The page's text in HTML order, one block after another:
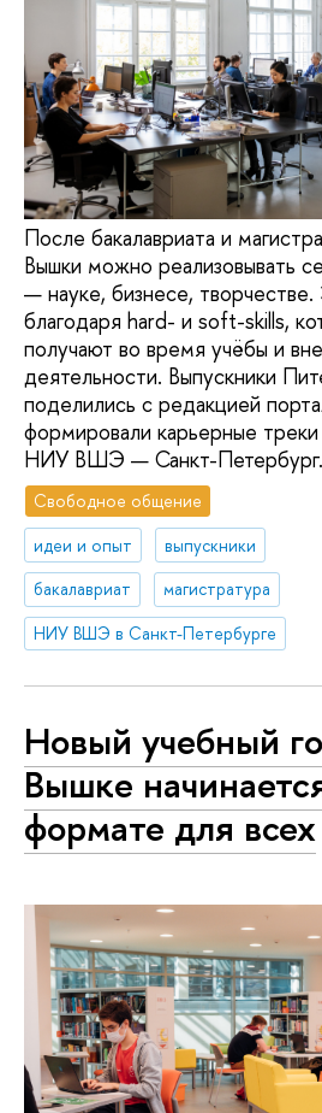
После бакалавриата и
Вышки можно реализовывать
— науке, бизнесе,
благодаря hard- и soft-skills,
получают во время учёбы и
деятельности. Выпускники
поделились с редакцией
формировали карьерные
НИУ ВШЭ — Санкт-Петербург.
Свободное общение
идеи и опыт
выпускники
бакалавриат
магистратура
НИУ ВШЭ в Санкт-Петербурге
Новый учебный
Вышке
формате для всех